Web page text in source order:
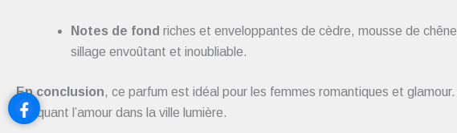
Notes de fond riches et enveloppantes de cèdre, mousse de
sillage envoûtant et inoubliable.
En conclusion, ce parfum est idéal pour les femmes romantiques et
évoquant l’amour dans la ville lumière.